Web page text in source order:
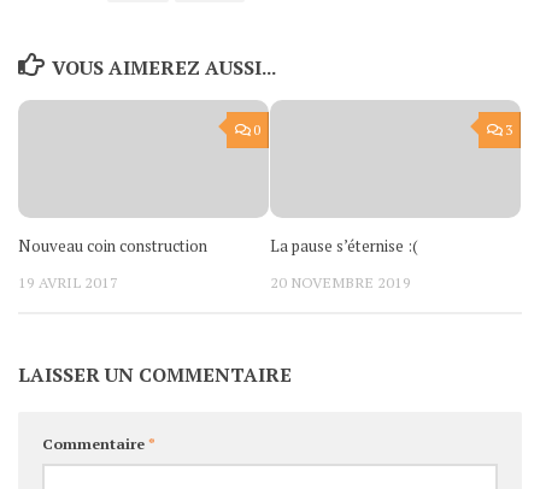
VOUS AIMEREZ AUSSI...
0
Nouveau coin construction
19 AVRIL 2017
3
La pause s’éternise :(
20 NOVEMBRE 2019
LAISSER UN COMMENTAIRE
Commentaire*